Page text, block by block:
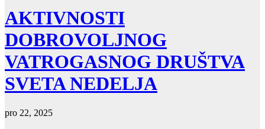
AKTIVNOSTI
DOBROVOLJNOG
VATROGASNOG DRUŠTVA
SVETA NEDELJA
pro 22, 2025